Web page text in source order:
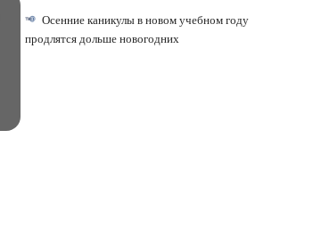
Осенние каникулы в новом учебном году
продлятся дольше новогодних